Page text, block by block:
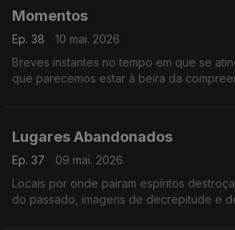
Momentos
Ep. 38
10 mai. 2026
Breves instantes no tempo em que se
que parecemos estar à beira da
Lugares Abandonados
Ep. 37
09 mai. 2026
Locais por onde pairam espíritos
do passado, imagens de decrepitude e